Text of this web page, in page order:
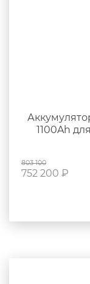
1100Ah
803 100
752 200 ₽